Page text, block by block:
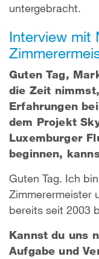
untergebracht.
Interview mit
Guten Tag,
die Zeit
Erfahrungen
dem Projekt
Luxemburger
beginnen,
Guten Tag. Ich
Zimmerermeister
bereits seit 2003
Kannst du uns
Aufgabe und